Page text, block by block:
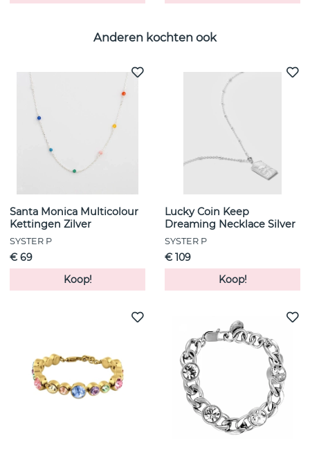
Anderen kochten ook
Santa Monica Multicolour
Kettingen Zilver
SYSTER P
€ 69
Koop!
Lucky Coin Keep
Dreaming Necklace Silver
SYSTER P
€ 109
Koop!